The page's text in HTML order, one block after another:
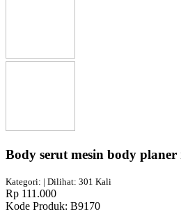
Body serut mesin body
Kategori: | Dilihat: 301 Kali
Rp 111.000
Kode Produk: B9170